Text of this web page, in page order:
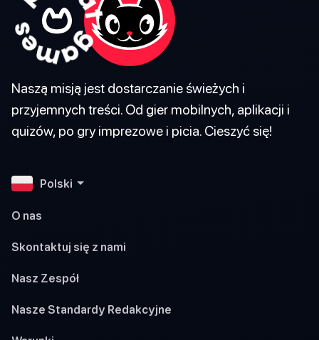
Naszą misją jest dostarczanie świeżych i
przyjemnych treści. Od gier mobilnych, aplikacji i
quizów, po gry imprezowe i picia. Cieszyć się!
Polski
O nas
Skontaktuj się z nami
Nasz Zespół
Nasze Standardy Redakcyjne